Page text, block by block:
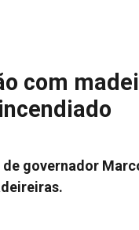
com
governador